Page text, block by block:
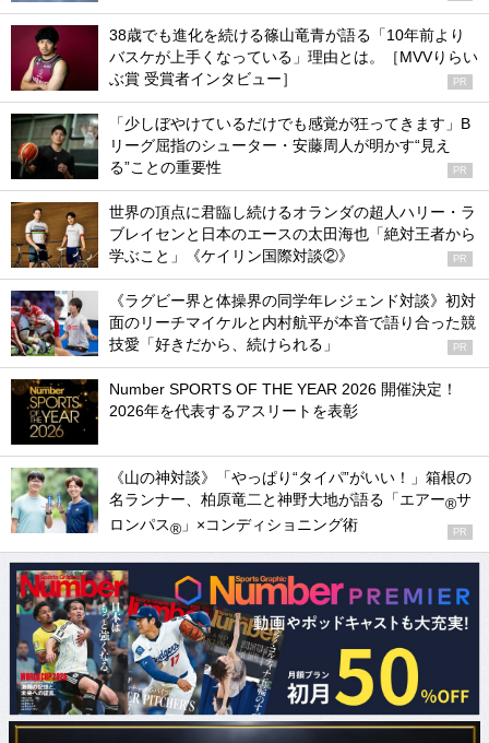
38歳でも進化を続ける篠山竜青が語る「10年前より
バスケが上手くなっている」理由とは。［MVVりらい
ぶ賞 受賞者インタビュー］
PR
「少しぼやけているだけでも感覚が狂ってきます」B
リーグ屈指のシューター・安藤周人が明かす“見え
る”ことの重要性
PR
世界の頂点に君臨し続けるオランダの超人ハリー・ラ
ブレイセンと日本のエースの太田海也「絶対王者から
学ぶこと」《ケイリン国際対談②》
PR
《ラグビー界と体操界の同学年レジェンド対談》初対
面のリーチマイケルと内村航平が本音で語り合った競
技愛「好きだから、続けられる」
PR
Number SPORTS OF THE YEAR 2026 開催決定！
2026年を代表するアスリートを表彰
《山の神対談》「やっぱり“タイパ”がいい！」箱根の
名ランナー、柏原竜二と神野大地が語る「エアー®サ
ロンパス® 」×コンディショニング術 PR